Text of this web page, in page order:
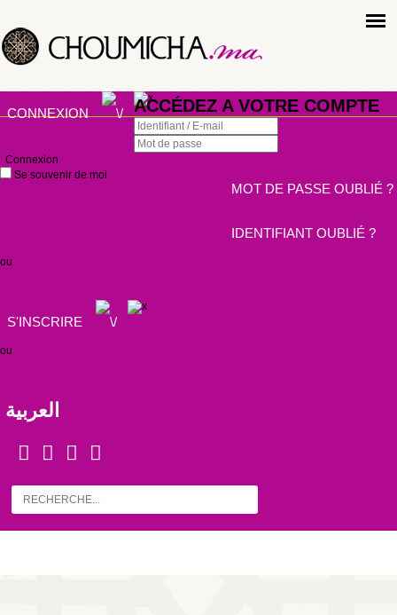
CONNEXION ACCÉDEZ A VOTRE COMPTE
Connexion
Se souvenir de moi
MOT DE PASSE OUBLIÉ ?
IDENTIFIANT OUBLIÉ ?
ou
S'INSCRIRE
ou
العربية